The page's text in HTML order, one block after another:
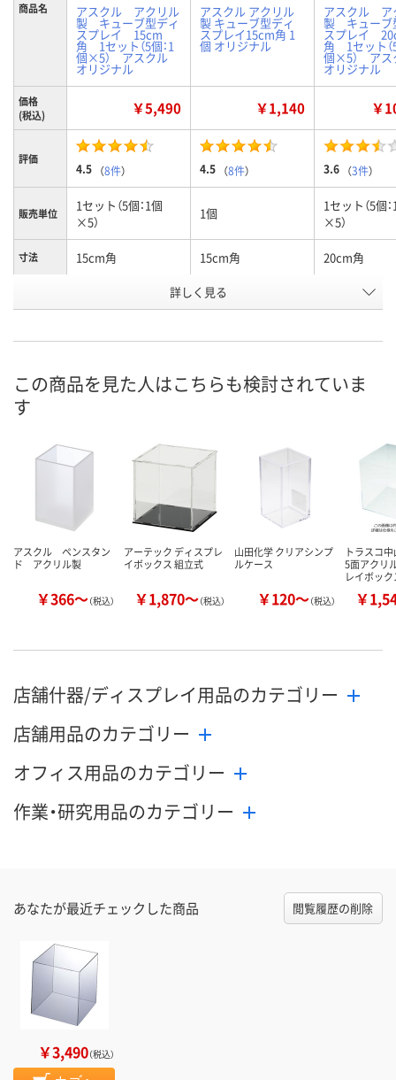
商品名 アスクル アクリル
製 キューブ型ディ
スプレイ 15cm
角 1セット（5個：1
個×5） アスクル
オリジナル
アスクル アクリル
製 キューブ型ディ
スプレイ15cm角 1
個 オリジナル
アスクル ア
製 キューブ
スプレイ
角 1セット（
個×5） ア
オリジナル
価格
(税込)
￥5,490 ￥1,140 ￥
評価
4.5 （8件） 4.5 （8件） 3.6 （3件）
販売単位
1セット（5個：1個
×5）
1個
1セット（5個
×5）
寸法 15cm角 15cm角 20cm角
8444504 8920967
お届け日
ついてご連絡いたし
ご注文後、お届けに
ついてご連絡いたし
ついてご連絡
数量 数量
詳しく見る
この商品を見た人はこちらも検討されていま
す
アスクル ペンスタン
ド アクリル製
￥366～（税込）
アーテック ディスプレ
イボックス 組立式
￥1,870～（税込）
山田化学 クリアシンプ
ルケース
￥120～（税込）
トラスコ
5面アクリ
レイボッ
￥
店舗什器/ディスプレイ用品のカテゴリー
店舗用品のカテゴリー
オフィス用品のカテゴリー
作業・研究用品のカテゴリー
あなたが最近チェックした商品 閲覧履歴の削除
￥3,490（税込）